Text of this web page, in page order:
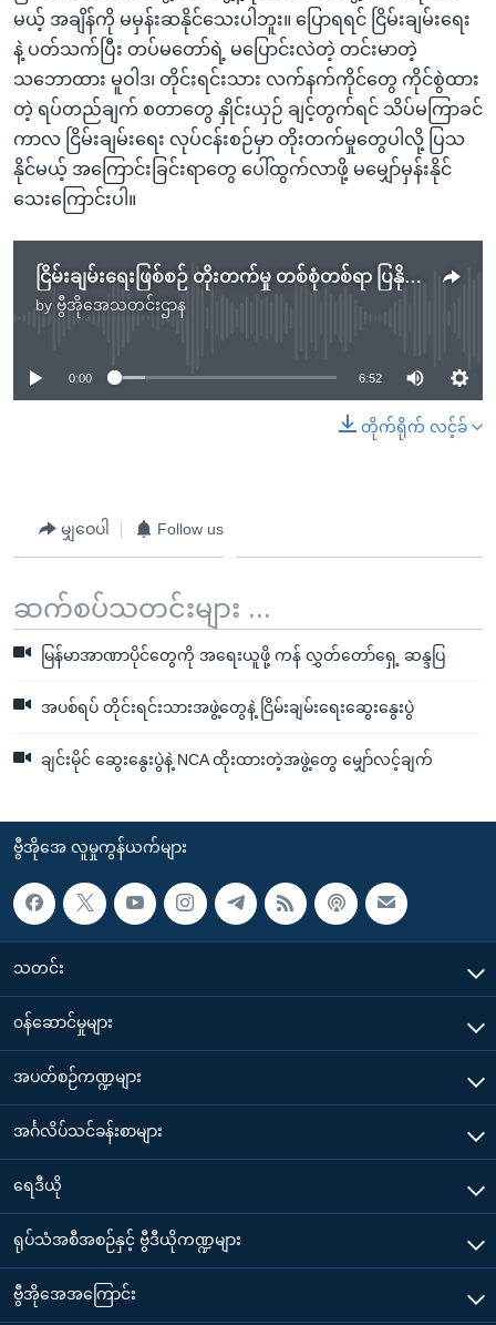
မယ့် အချိန်ကို မမှန်းဆနိုင်သေးပါဘူး။ ပြောရရင် ငြိမ်းချမ်းရေး
နဲ့ ပတ်သက်ပြီး တပ်မတော်ရဲ့ မပြောင်းလဲတဲ့ တင်းမာတဲ့
သဘောထား မူဝါဒ၊ တိုင်းရင်းသား လက်နက်ကိုင်တွေ ကိုင်စွဲထား
တဲ့ ရပ်တည်ချက် စတာတွေ နှိုင်းယှဉ် ချင့်တွက်ရင် သိပ်မကြာခင်
ကာလ ငြိမ်းချမ်းရေး လုပ်ငန်းစဉ်မှာ တိုးတက်မှုတွေပါလို့ ပြသ
နိုင်မယ့် အကြောင်းခြင်းရာတွေ ပေါ်ထွက်လာဖို့ မမျှော်မှန်းနိုင်
သေးကြောင်းပါ။
ငြိမ်းချမ်းရေးဖြစ်စဉ် တိုးတက်မှု တစ်စုံတစ်ရာ ပြနိုင်တော့မလား
by ဗွီအိုအေသတင်းဌာန
No media source currently available
0:00 6:52
တိုက်ရိုက် လင့်ခ်
မျှဝေပါ Follow us
ဆက်စပ်သတင်းများ ...
မြန်မာအာဏာပိုင်တွေကို အရေးယူဖို့ ကန် လွှတ်တော်ရှေ့ ဆန္ဒပြ
အပစ်ရပ် တိုင်းရင်းသားအဖွဲ့တွေနဲ့ ငြိမ်းချမ်းရေးဆွေးနွေးပွဲ
ချင်းမိုင် ဆွေးနွေးပွဲနဲ့ NCA ထိုးထားတဲ့အဖွဲ့တွေ မျှော်လင့်ချက်
ဗွီအိုအေ လူမှုကွန်ယက်များ
သတင်း
၀န်ဆောင်မှုများ
အပတ်စဉ်ကဏ္ဍများ
အင်္ဂလိပ်သင်ခန်းစာများ
ရေဒီယို
ရုပ်သံအစီအစဉ်နှင့် ဗွီဒီယိုကဏ္ဍများ
ဗွီအိုအေအကြောင်း